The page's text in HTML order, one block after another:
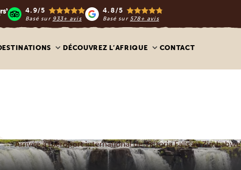
4.9/5
Basé sur 933+ avis
4.8/5
Basé sur 578+ avis
DÉCOUVREZ L’AFRIQUE CONTACT
Arrivée à l'aéroport international de Victoria Falls au Zimbabwe